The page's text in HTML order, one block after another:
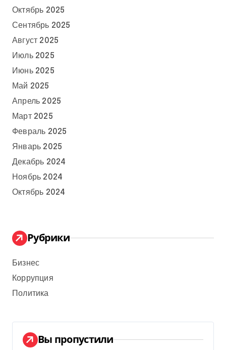
Октябрь 2025
Сентябрь 2025
Август 2025
Июль 2025
Июнь 2025
Май 2025
Апрель 2025
Март 2025
Февраль 2025
Январь 2025
Декабрь 2024
Ноябрь 2024
Октябрь 2024
Рубрики
Бизнес
Коррупция
Политика
Вы пропустили